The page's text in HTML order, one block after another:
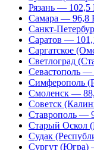
Рязань — 102,5
Самара — 96,8
Санкт-
Саратов —
Саргатское
Светлоград
Севастополь —
Симферополь
Смоленск —
Советск
Ставрополь —
Старый Оскол
Судак
Сургут (Югра)